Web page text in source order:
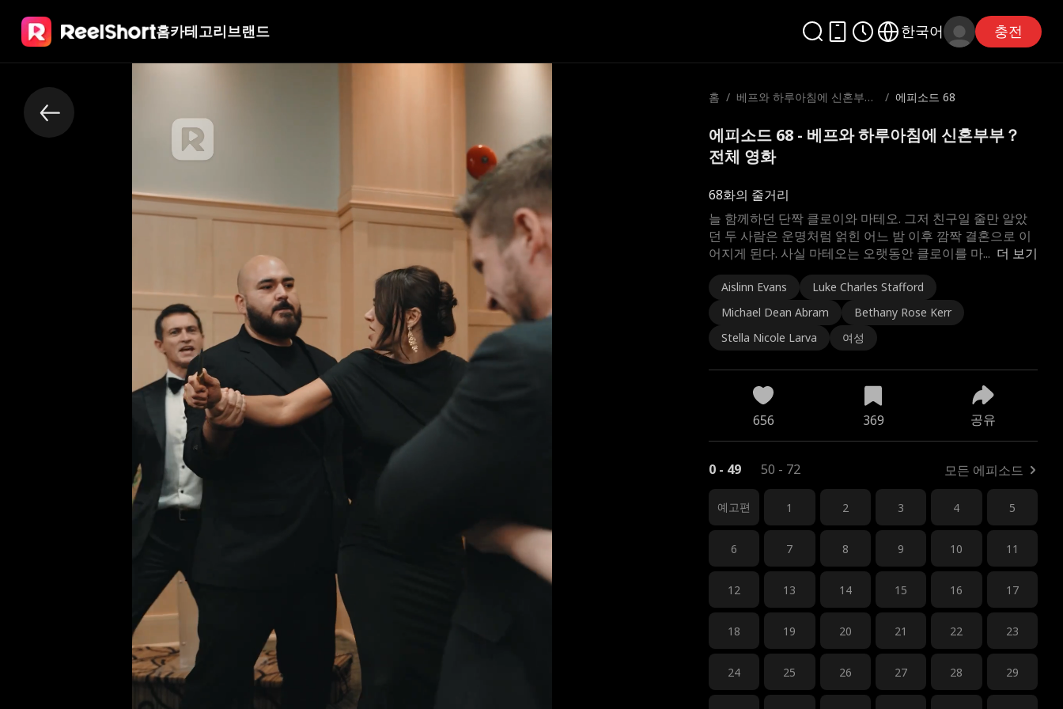
홈카테고리브랜드 한국어 충전
홈 / 베프와 하루아침에 신혼부
/ 에피소드 68
에피소드 68 - 베프와 하루아침에 신혼부부？
전체 영화
68화의 줄거리
더 보기
늘 함께하던 단짝 클로이와 마테오. 그저 친구일 줄만 알았
던 두 사람은 운명처럼 얽힌 어느 밤 이후 깜짝 결혼으로 이
어지게 된다. 사실 마테오는 오랫동안 클로이를 마...
Aislinn Evans
Luke Charles Stafford
Michael Dean Abram
Bethany Rose Kerr
Stella Nicole Larva
여성
656 369 공유
0 - 49 50 - 72 모든 에피소드
예고편 1 2 3 4 5
6 7 8 9 10 11
12 13 14 15 16 17
18 19 20 21 22 23
24 25 26 27 28 29